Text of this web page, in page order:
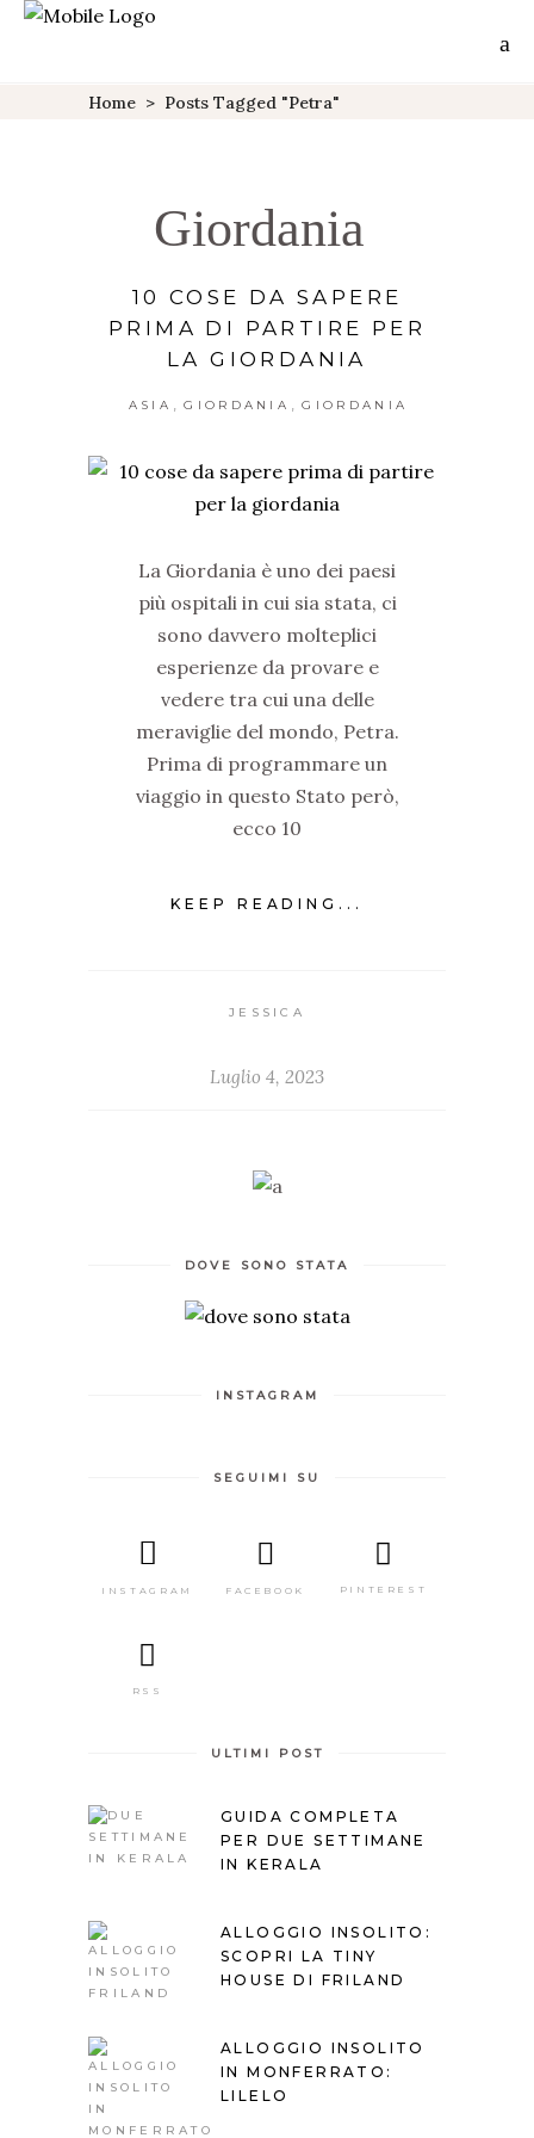
Home > Posts Tagged "petra"
Giordania
10 COSE DA SAPERE
PRIMA DI PARTIRE PER
LA GIORDANIA
ASIA GIORDANIA GIORDANIA
La Giordania è uno dei paesi
più ospitali in cui sia stata, ci
sono davvero molteplici
esperienze da provare e
vedere tra cui una delle
meraviglie del mondo, Petra.
Prima di programmare un
viaggio in questo Stato però,
ecco 10
KEEP READING...
JESSICA
Luglio 4, 2023
DOVE SONO STATA
INSTAGRAM
SEGUIMI SU
INSTAGRAM FACEBOOK PINTEREST
RSS
ULTIMI POST
GUIDA COMPLETA
PER DUE SETTIMANE
IN KERALA
ALLOGGIO INSOLITO:
SCOPRI LA TINY
HOUSE DI FRILAND
ALLOGGIO INSOLITO
IN MONFERRATO:
LILELO